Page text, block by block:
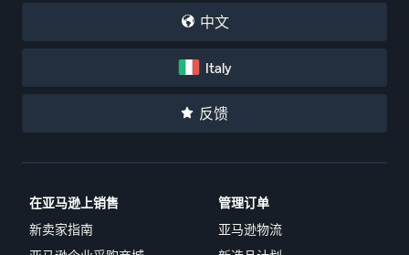
中文
Italy
反馈
在亚马逊上销售
新卖家指南
管理订单
亚马逊物流